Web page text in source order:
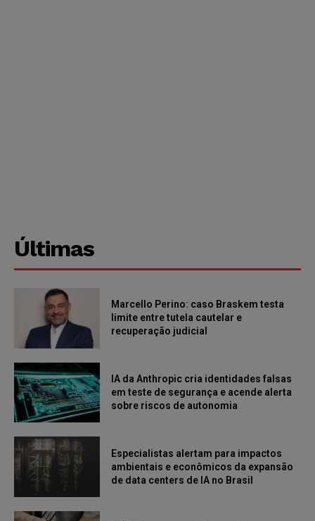
Últimas
Marcello Perino: caso Braskem testa
limite entre tutela cautelar e
recuperação judicial
IA da Anthropic cria identidades falsas
em teste de segurança e acende alerta
sobre riscos de autonomia
Especialistas alertam para impactos
ambientais e econômicos da expansão
de data centers de IA no Brasil